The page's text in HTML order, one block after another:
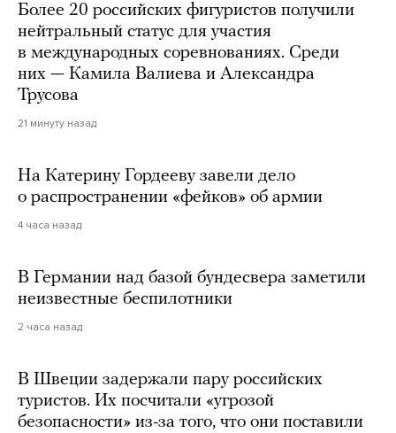
Более 20 российских фигуристов получили
нейтральный статус для участия
в международных соревнованиях. Среди
них — Камила Валиева и Александра
Трусова
21 минуту назад
На Катерину Гордееву завели дело
о распространении «фейков» об армии
4 часа назад
В Германии над базой бундесвера заметили
неизвестные беспилотники
2 часа назад
В Швеции задержали пару российских
туристов. Их посчитали «угрозой
безопасности» из-за того, что они поставили